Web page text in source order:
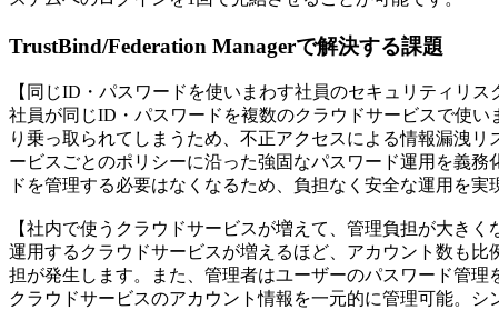
TrustBind/Federation Managerで解決する課題
【同じID・パスワードを使いまわす社員のセキュリティリス
社員が同じID・パスワードを複数のクラウドサービスで使
り乗っ取られてしまうため、不正アクセスによる情報漏洩
ービスごとのポリシーに沿った強固なパスワード運用を義
ドを管理する必要はなくなるため、負担なく安全な運用を実
【社内で使うクラウドサービスが増えて、管理負担が大きく
運用するクラウドサービスが増えるほど、アカウント数も
担が発生します。また、管理者はユーザーのパスワード管
クラウドサービスのアカウント情報を一元的に管理可能。